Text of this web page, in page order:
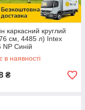
каркасний круглий
см, 4485 л) Intex
NP Синій
в наявності
₴